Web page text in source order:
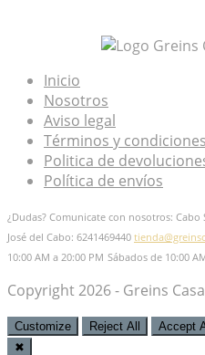
Inicio
Nosotros
Aviso legal
Términos y condiciones
Politica de
Política de envíos
¿Dudas? Comunicate con nosotros: Cabo
José del Cabo: 6241469440
10:00 AM a 20:00 PM Sábados de 10:00
Copyright 2026 - Greins
Customize Reject All
Accept
✖